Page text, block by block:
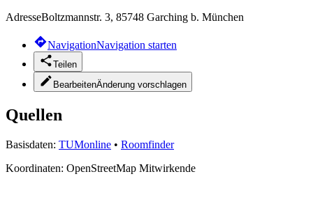
AdresseBoltzmannstr. 3, 85748 Garching b. München
NavigationNavigation starten
Teilen
BearbeitenÄnderung vorschlagen
Quellen
Basisdaten: TUMonline • Roomfinder
Koordinaten: OpenStreetMap Mitwirkende